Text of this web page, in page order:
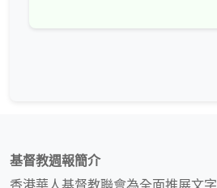
基督教週報簡介
香港華人基督教聯會為全面推展文